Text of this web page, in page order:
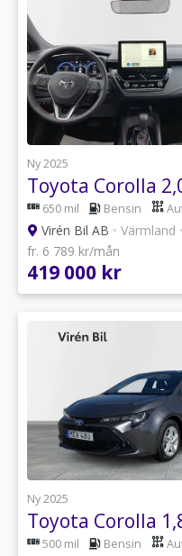
Ny 2025
650 mil Bensin
Virén Bil AB • Värmland •
fr. 6 789 kr/mån
419 000 kr
Ny 2025
500 mil Bensin